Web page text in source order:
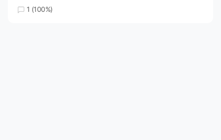
1 (100%)